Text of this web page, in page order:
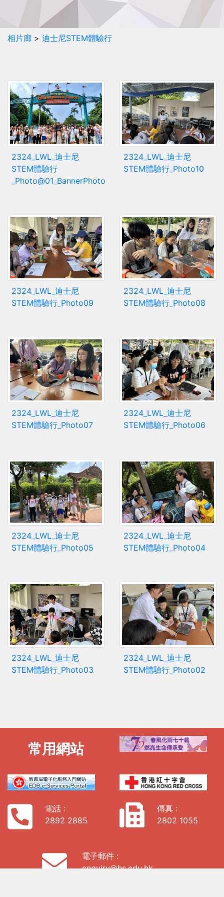
相片廊 > 迪士尼STEM體驗行
2324_LWL_迪士尼
STEM體驗行
_Photo@01_BannerPhoto
2324_LWL_迪士尼
STEM體驗行_Photo10
2324_LWL_迪士尼
STEM體驗行_Photo09
2324_LWL_迪士尼
STEM體驗行_Photo08
2324_LWL_迪士尼
STEM體驗行_Photo07
2324_LWL_迪士尼
STEM體驗行_Photo06
2324_LWL_迪士尼
STEM體驗行_Photo05
2324_LWL_迪士尼
STEM體驗行_Photo04
2324_LWL_迪士尼
STEM體驗行_Photo03
2324_LWL_迪士尼
STEM體驗行_Photo02
常用網站
電話 :
2892 2885
傳真 :
2802 1055
電子郵件 :
enquiry@hs.edu.hk